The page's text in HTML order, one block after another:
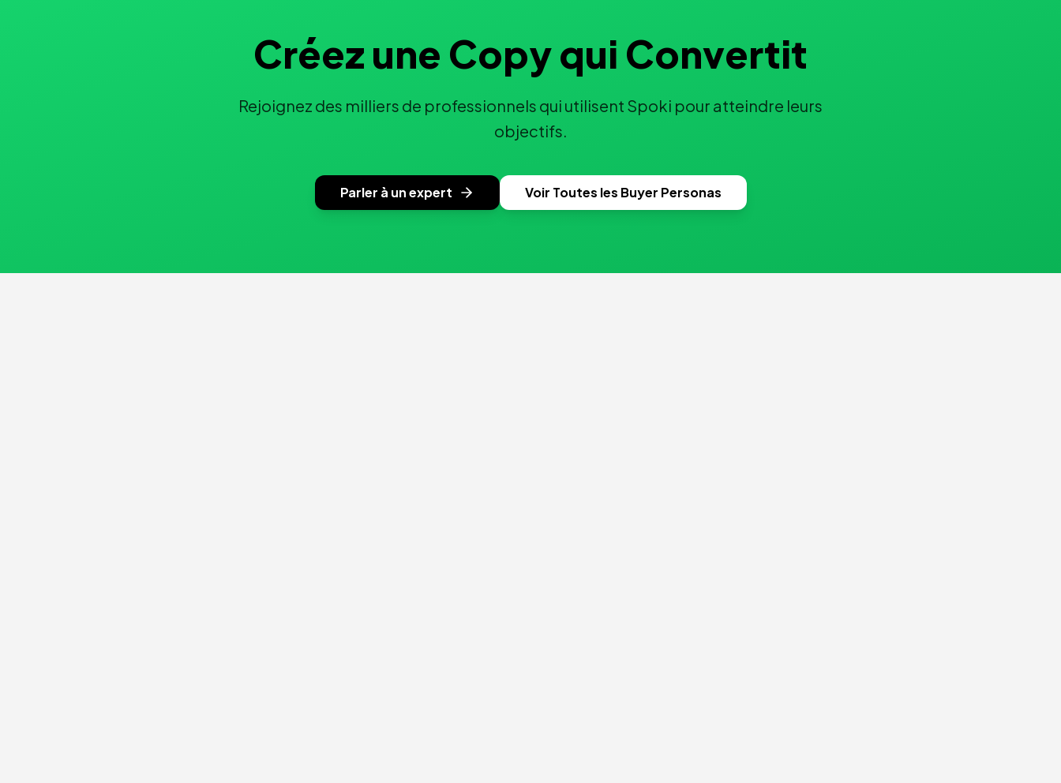
Créez une Copy qui Convertit
Rejoignez des milliers de professionnels qui utilisent Spoki pour atteindre leurs
objectifs.
Parler à un expert Voir Toutes les Buyer Personas